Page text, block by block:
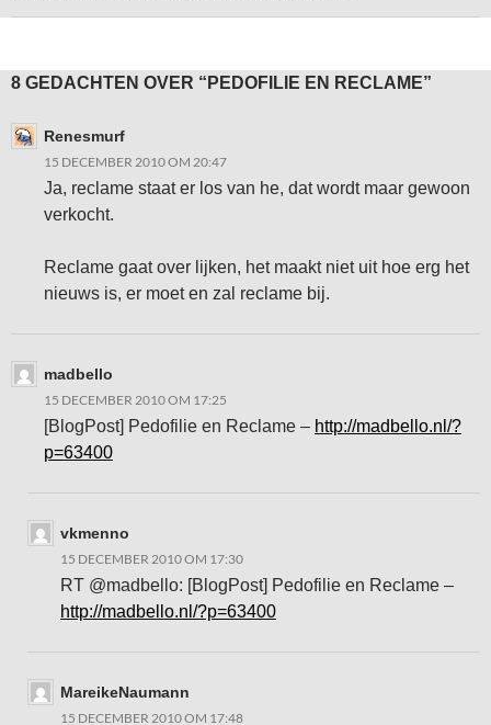
8 GEDACHTEN OVER “PEDOFILIE EN RECLAME”
Renesmurf
15 DECEMBER 2010 OM 20:47
Ja, reclame staat er los van he, dat wordt maar gewoon
verkocht.
Reclame gaat over lijken, het maakt niet uit hoe erg het
nieuws is, er moet en zal reclame bij.
madbello
15 DECEMBER 2010 OM 17:25
[BlogPost] Pedofilie en Reclame – http://madbello.nl/?
p=63400
vkmenno
15 DECEMBER 2010 OM 17:30
RT @madbello: [BlogPost] Pedofilie en Reclame –
http://madbello.nl/?p=63400
MareikeNaumann
15 DECEMBER 2010 OM 17:48